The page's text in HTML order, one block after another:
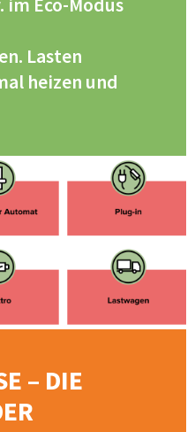
Eco-Modus
Lasten
heizen und
– DIE